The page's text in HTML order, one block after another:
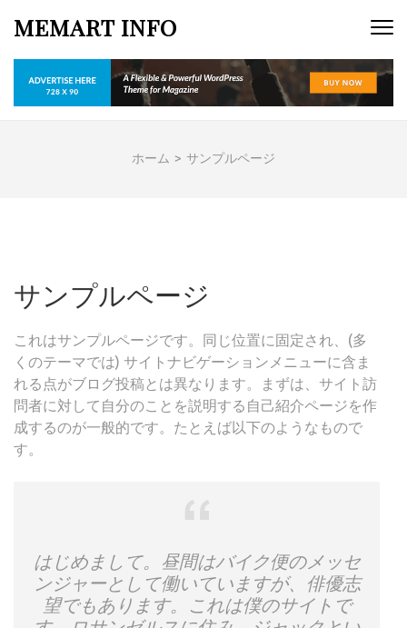
す)
MEMART INFO
ホーム > サンプルページ
サンプルページ
これはサンプルページです。同じ位置に固定され、(多
くのテーマでは) サイトナビゲーションメニューに含ま
れる点がブログ投稿とは異なります。まずは、サイト訪
問者に対して自分のことを説明する自己紹介ページを作
成するのが一般的です。たとえば以下のようなもので
す。
はじめまして。昼間はバイク便のメッセ
ンジャーとして働いていますが、俳優志
望でもあります。これは僕のサイトで